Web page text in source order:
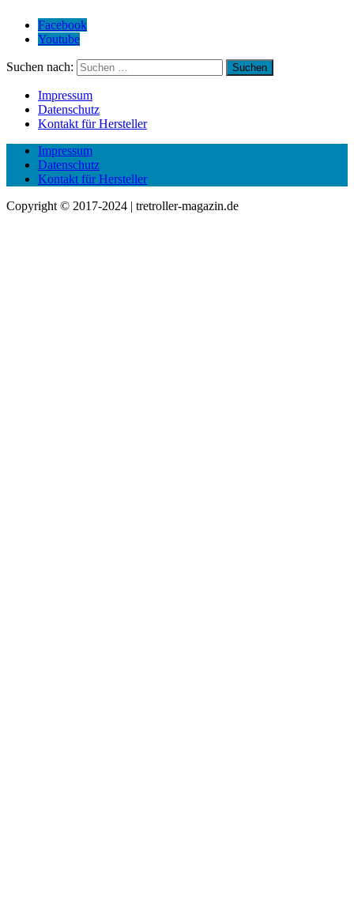
Facebook
Youtube
Suchen nach:
Impressum
Datenschutz
Kontakt für Hersteller
Impressum
Datenschutz
Kontakt für Hersteller
Copyright © 2017-2024 | tretroller-magazin.de